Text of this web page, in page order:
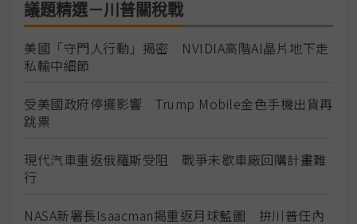
議題精選－川普關稅戰
美國「守門人行動」揭密 NVIDIA高階AI晶片地下走
私輸中細節
受美國政府停擺影響 Trump Mobile金色手機出貨再
跳票
現代汽車重返俄羅斯受阻 戰爭未歇車廠回購計畫難
行
NASA新署長Isaacman揭重返月球藍圖 拚川普任內